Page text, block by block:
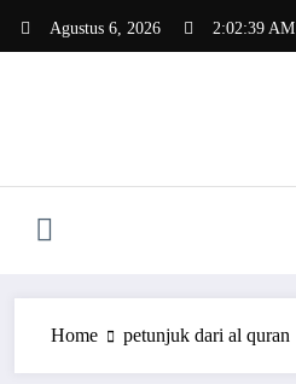
Agustus 6, 2026 2:02:39 AM
Home petunjuk dari al quran